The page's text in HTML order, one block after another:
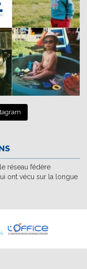
réseau fédère
ont vécu sur la longue